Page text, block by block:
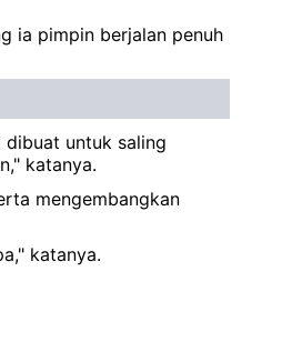
ia pimpin berjalan penuh
dibuat untuk saling
katanya.
mengembangkan
katanya.